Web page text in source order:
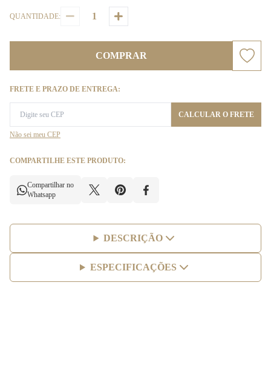
QUANTIDADE:
COMPRAR
FRETE E PRAZO DE ENTREGA:
CALCULAR O FRETE
Não sei meu CEP
COMPARTILHE ESTE PRODUTO:
Compartilhar no
Whatsapp
DESCRIÇÃO
ESPECIFICAÇÕES